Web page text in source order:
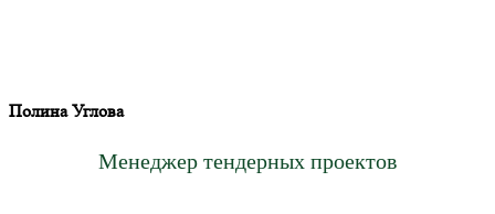
Полина Углова
Менеджер тендерных проектов